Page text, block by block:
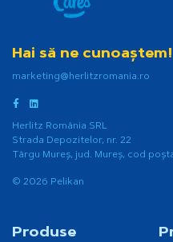
Hai să ne cunoaștem!
marketing@herlitzromania.ro
Herlitz România SRL
Strada Depozitelor, nr. 22
Târgu Mureș, jud. Mureș, cod
© 2026 Pelikan
Produse